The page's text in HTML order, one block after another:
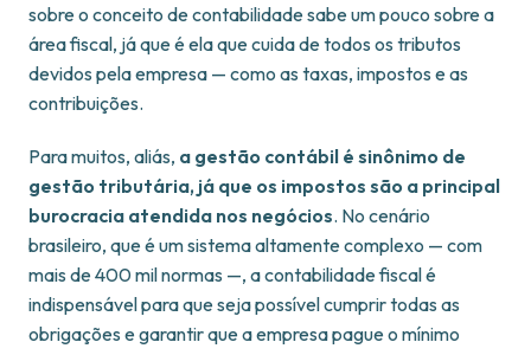
sobre o conceito de contabilidade sabe um pouco sobre a
área fiscal, já que é ela que cuida de todos os tributos
devidos pela empresa — como as taxas, impostos e as
contribuições.
Para muitos, aliás, a gestão contábil é sinônimo de
gestão tributária, já que os impostos são a principal
burocracia atendida nos negócios. No cenário
brasileiro, que é um sistema altamente complexo — com
mais de 400 mil normas —, a contabilidade fiscal é
indispensável para que seja possível cumprir todas as
obrigações e garantir que a empresa pague o mínimo